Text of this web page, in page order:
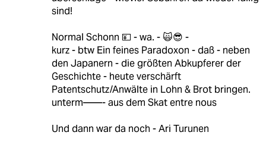
sind!
Normal Schonn 💴 - wa. - 🙀😎 -
kurz - btw Ein feines Paradoxon - daß - neben
den Japanern - die größten Abkupferer der
Geschichte - heute verschärft
Patentschutz/Anwälte in Lohn & Brot bringen.
unterm——- aus dem Skat entre nous
Und dann war da noch - Ari Turunen